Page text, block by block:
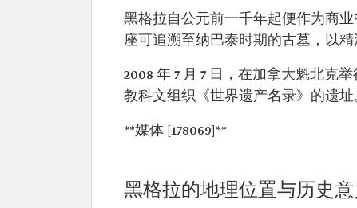
黑格拉自公元前一千年起便作为商
座可追溯至纳巴泰时期的古墓，以精
2008 年 7 月 7 日，在加拿大魁北克
教科文组织《世界遗产名录》的遗址
**媒体 [178069]**
黑格拉的地理位置与历史